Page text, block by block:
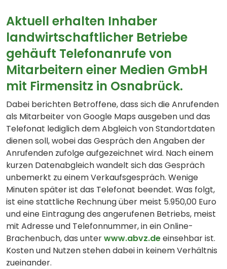
Aktuell erhalten Inhaber
landwirtschaftlicher Betriebe
gehäuft Telefonanrufe von
Mitarbeitern einer Medien GmbH
mit Firmensitz in Osnabrück.
Dabei berichten Betroffene, dass sich die Anrufenden
als Mitarbeiter von Google Maps ausgeben und das
Telefonat lediglich dem Abgleich von Standortdaten
dienen soll, wobei das Gespräch den Angaben der
Anrufenden zufolge aufgezeichnet wird. Nach einem
kurzen Datenabgleich wandelt sich das Gespräch
unbemerkt zu einem Verkaufsgespräch. Wenige
Minuten später ist das Telefonat beendet. Was folgt,
ist eine stattliche Rechnung über meist 5.950,00 Euro
und eine Eintragung des angerufenen Betriebs, meist
mit Adresse und Telefonnummer, in ein Online-
Brachenbuch, das unterwww.abvz.deeinsehbar ist.
Kosten und Nutzen stehen dabei in keinem Verhältnis
zueinander.